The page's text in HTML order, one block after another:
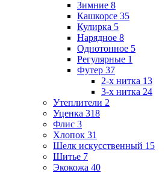
Зимние 8
Кашкорсе 35
Кулирка 5
Нарядное 8
Однотонное 5
Регулярные 1
Футер 37
2-х нитка 13
3-х нитка 24
Утеплители 2
Уценка 318
Флис 3
Хлопок 31
Шелк искусственный 15
Шитье 7
Экокожа 40